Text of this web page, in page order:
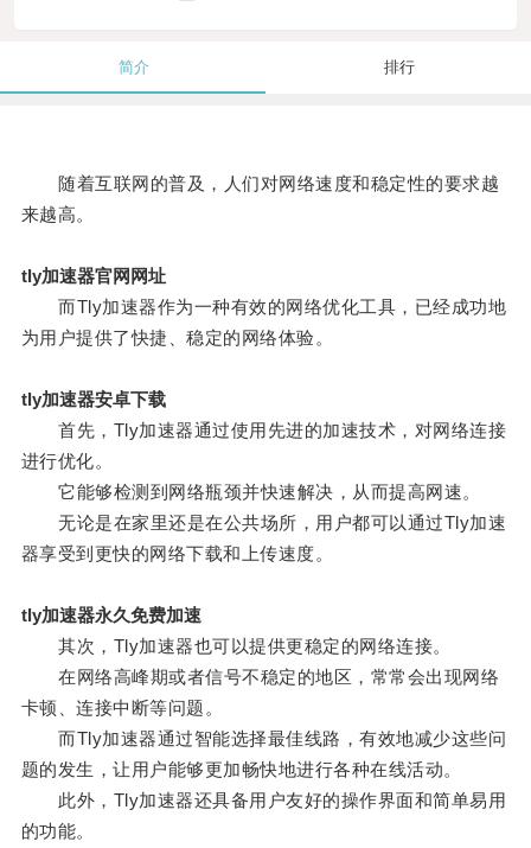
简介 排行
随着互联网的普及，人们对网络速度和稳定性的要求越
来越高。
tly加速器官网网址
而Tly加速器作为一种有效的网络优化工具，已经成功地
为用户提供了快捷、稳定的网络体验。
tly加速器安卓下载
首先，Tly加速器通过使用先进的加速技术，对网络连接
进行优化。
它能够检测到网络瓶颈并快速解决，从而提高网速。
无论是在家里还是在公共场所，用户都可以通过Tly加速
器享受到更快的网络下载和上传速度。
tly加速器永久免费加速
其次，Tly加速器也可以提供更稳定的网络连接。
在网络高峰期或者信号不稳定的地区，常常会出现网络
卡顿、连接中断等问题。
而Tly加速器通过智能选择最佳线路，有效地减少这些问
题的发生，让用户能够更加畅快地进行各种在线活动。
此外，Tly加速器还具备用户友好的操作界面和简单易用
的功能。